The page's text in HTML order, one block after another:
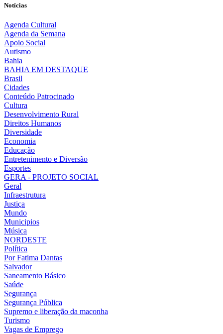
Notícias
Agenda Cultural
Agenda da Semana
Apoio Social
Autismo
Bahia
BAHIA EM DESTAQUE
Brasil
Cidades
Conteúdo Patrocinado
Cultura
Desenvolvimento Rural
Direitos Humanos
Diversidade
Economia
Educação
Entretenimento e Diversão
Esportes
GERA - PROJETO SOCIAL
Geral
Infraestrutura
Justiça
Mundo
Municipios
Música
NORDESTE
Política
Por Fatima Dantas
Salvador
Saneamento Básico
Saúde
Segurança
Segurança Pública
Supremo e liberação da maconha
Turismo
Vagas de Emprego